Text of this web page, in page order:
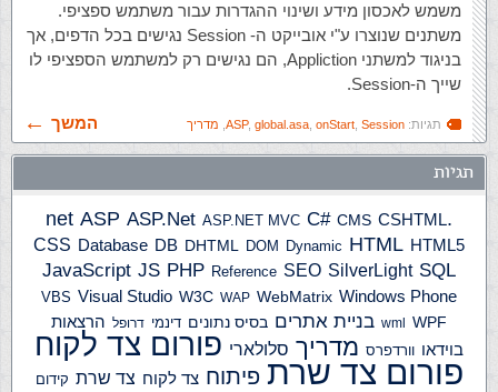
משמש לאכסון מידע ושינוי ההגדרות עבור משתמש ספציפי.
משתנים שנוצרו ע"י אובייקט ה- Session נגישים בכל הדפים, אך
בניגוד למשתני Appliction, הם נגישים רק למשתמש הספציפי לו
שייך ה-Session.
תגיות: ASP, global.asa onStart Session מדריך המשך
תגיות
.net
ASP ASP.Net ASP.NET MVC C# CMS CSHTML
CSS Database DB DHTML DOM Dynamic HTML HTML5
JavaScript JS PHP Reference SEO SilverLight SQL
VBS Visual Studio W3C WAP WebMatrix Windows Phone
wml WPF בניית אתרים בסיס נתונים דינמי דרופל הרצאות
בוידאו וורדפרס מדריך סלולארי פורום צד לקוח
פורום צד שרת פיתוח צד לקוח צד שרת קידום